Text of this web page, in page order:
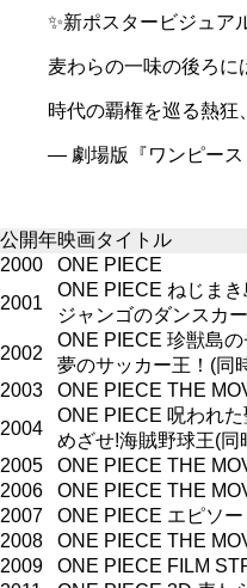
✨新ポスタービジュア
麦わらの一味の後ろに
時代の覇権を巡る熱狂
— 劇場版『ワンピース
公開年映画タイトル
2000
ONE PIECE
2001
ONE PIECE ねじま
ジャンゴのダンスカ
2002
ONE PIECE 珍獣島
夢のサッカー王！(同
2003
ONE PIECE THE
2004
ONE PIECE 呪われた
めざせ!海賊野球王(同
2005
ONE PIECE THE
2006
ONE PIECE THE
2007
ONE PIECE エピソ
2008
ONE PIECE THE
2009
ONE PIECE FILM